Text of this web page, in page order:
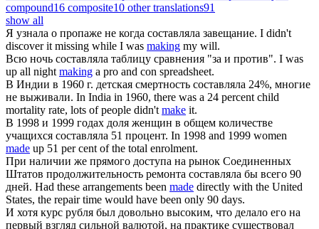
compound16 composite10 other translations91
show all
Я узнала о пропаже не когда составляла завещание. I didn't
discover it missing while I was making my will.
Всю ночь составляла таблицу сравнения "за и против". I was
up all nightmaking a pro and con spreadsheet.
В Индии в 1960 г. детская смертность составляла 24%, многие
не выживали. In India in 1960, there was a 24 percent child
mortality rate, lots of people didn'tmake it.
В 1998 и 1999 годах доля женщин в общем количестве
учащихся составляла 51 процент. In 1998 and 1999 women
made up 51 per cent of the total enrolment.
При наличии же прямого доступа на рынок Соединенных
Штатов продолжительность ремонта составляла бы всего 90
дней. Had these arrangements been made directly with the United
States, the repair time would have been only 90 days.
И хотя курс рубля был довольно высоким, что делало его на
первый взгляд сильной валютой, на практике существовал